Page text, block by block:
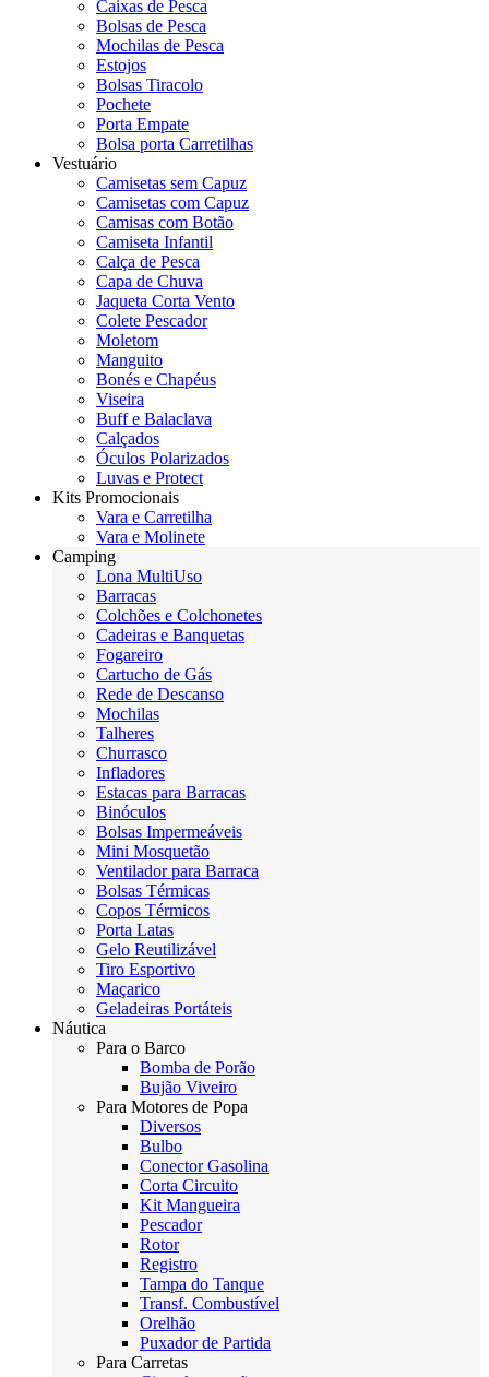
Caixas de Pesca
Bolsas de Pesca
Mochilas de Pesca
Estojos
Bolsas Tiracolo
Pochete
Porta Empate
Bolsa porta Carretilhas
Vestuário
Camisetas sem Capuz
Camisetas com Capuz
Camisas com Botão
Camiseta Infantil
Calça de Pesca
Capa de Chuva
Jaqueta Corta Vento
Colete Pescador
Moletom
Manguito
Bonés e Chapéus
Viseira
Buff e Balaclava
Calçados
Óculos Polarizados
Luvas e Protect
Kits Promocionais
Vara e Carretilha
Vara e Molinete
Camping
Lona MultiUso
Barracas
Colchões e Colchonetes
Cadeiras e Banquetas
Fogareiro
Cartucho de Gás
Rede de Descanso
Mochilas
Talheres
Churrasco
Infladores
Estacas para Barracas
Binóculos
Bolsas Impermeáveis
Mini Mosquetão
Ventilador para Barraca
Bolsas Térmicas
Copos Térmicos
Porta Latas
Gelo Reutilizável
Tiro Esportivo
Maçarico
Geladeiras Portáteis
Náutica
Para o Barco
Bomba de Porão
Bujão Viveiro
Para Motores de Popa
Diversos
Bulbo
Conector Gasolina
Corta Circuito
Kit Mangueira
Pescador
Rotor
Registro
Tampa do Tanque
Transf. Combustível
Orelhão
Puxador de Partida
Para Carretas